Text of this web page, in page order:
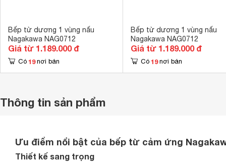
Bếp từ dương 1 vùng nấu
Nagakawa NAG0712
Giá từ 1.189.000 đ
Có 19 nơi bán
Bếp từ dương 1 vùng nấu
Nagakawa NAG0712
Giá từ 1.189.000 đ
Có 19 nơi bán
Thông tin sản phẩm
Ưu điểm nổi bật của bếp từ cảm ứng
Thiết kế sang trọng